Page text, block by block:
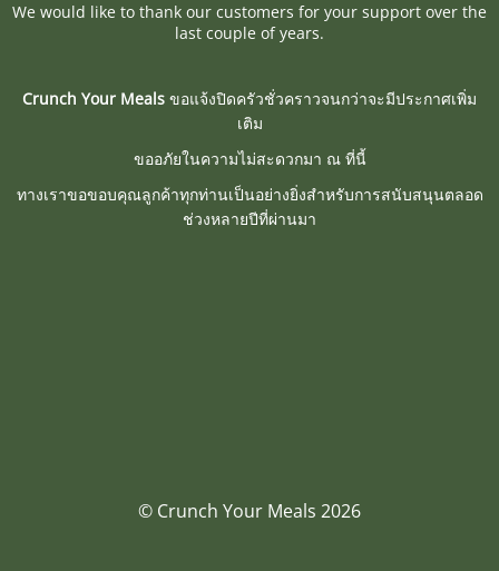
We would like to thank our customers for your support over the
last couple of years.
Crunch Your Meals ขอแจ้งปิดครัวชั่วคราวจนกว่าจะมีประกาศเพิ่ม
เติม
ขออภัยในความไม่สะดวกมา ณ ที่นี้
ทางเราขอขอบคุณลูกค้าทุกท่านเป็นอย่างยิ่งสำหรับการสนับสนุนตลอด
ช่วงหลายปีที่ผ่านมา
© Crunch Your Meals 2026